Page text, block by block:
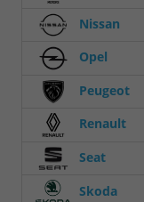
Nissan
Opel
Peugeot
Renault
Seat
Skoda